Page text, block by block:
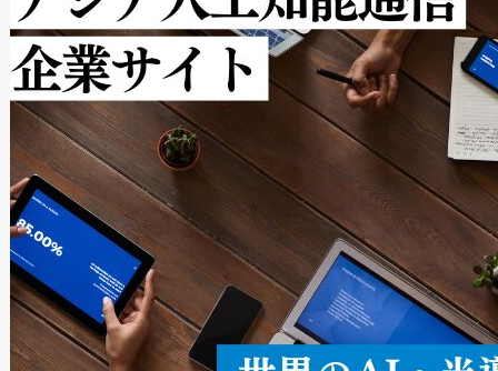
ルの変電所周囲を監視でき、
作業と点群処理を簡素化でき
Avia 2は、2種類のFOVオプシ
× 80°のノーマルモード、長
ードを切り替えて使用するこ
ることなく、単一のデバイス
うにします。遠距離まで届く
密度なスキャ […]